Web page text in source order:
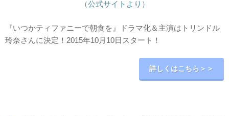
（公式サイトより）
『いつかティファニーで朝食を』ドラマ化＆主演はトリンドル
玲奈さんに決定！2015年10月10日スタート！
詳しくはこちら＞＞